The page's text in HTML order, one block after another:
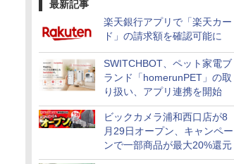
最新記事
楽天銀行アプリで「楽天カー
ド」の請求額を確認可能に
SWITCHBOT、ペット家電ブ
ランド「homerunPET」の取
り扱い、アプリ連携を開始
ビックカメラ浦和西口店が8
月29日オープン、キャンペー
ンで一部商品が最大20%還元